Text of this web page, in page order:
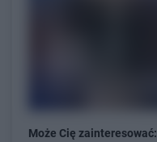
Może Cię zainteresować: